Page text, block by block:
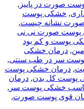
صورت در پاییز ,
, خشکی پوست
نشانه چیست,
صورت نی نی
پوست و کم بود
, درمان خشکی
سر در طب سنتی,
, درمان خشکی پوست
پوست کل بدن, درمان
خشکی پوست سر ,
قوی پوست صورت,